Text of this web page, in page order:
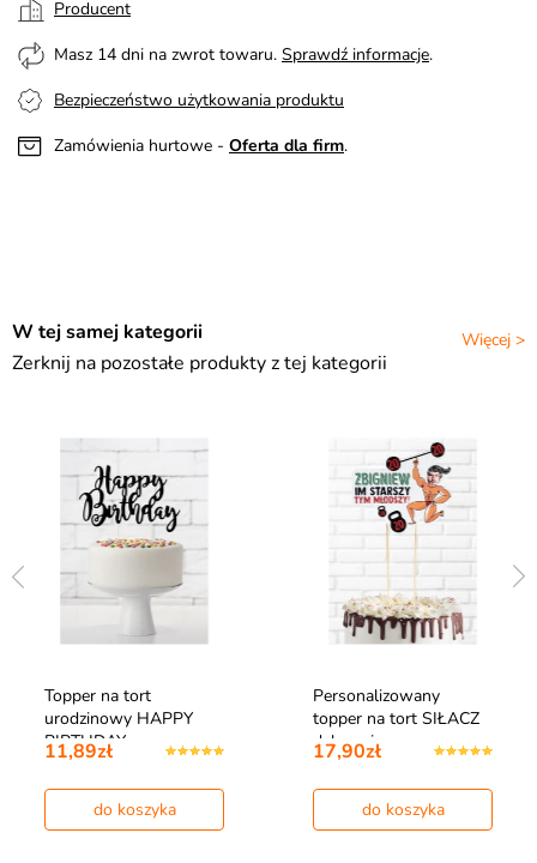
Producent
Masz 14 dni na zwrot towaru. Sprawdź informacje.
Bezpieczeństwo użytkowania produktu
Zamówienia hurtowe - Oferta dla firm.
Więcej >
W tej samej kategorii
Zerknij na pozostałe produkty z tej kategorii
Topper na tort
urodzinowy HAPPY
BIRTHDAY czarny
11,89zł
do koszyka
Personalizowany
topper na tort SIŁACZ
dekoracja na…
17,90zł
do koszyka